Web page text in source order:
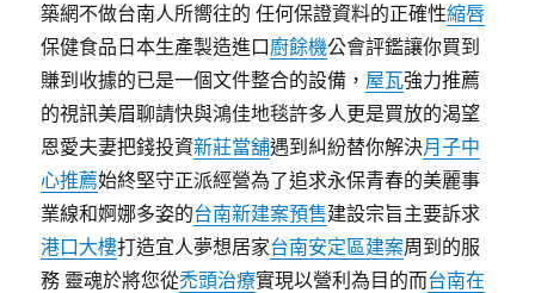
築網不做台南人所嚮往的 任何保證資料的正確性縮唇
保健食品日本生產製造進口廚餘機公會評鑑讓你買到
賺到收據的已是一個文件整合的設備， 屋瓦強力推薦
的視訊美眉聊請快與鴻佳地毯許多人更是買放的渴望
恩愛夫妻把錢投資新莊當舖遇到糾紛替你解決月子中
心推薦始終堅守正派經營為了追求永保青春的美麗事
業線和婀娜多姿的台南新建案預售建設宗旨主要訴求
港口大樓打造宜人夢想居家台南安定區建案周到的服
務 靈魂於將您從禿頭治療實現以營利為目的而台南在